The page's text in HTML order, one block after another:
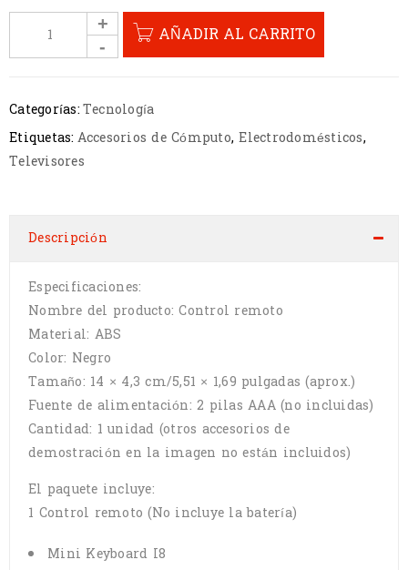
AÑADIR AL CARRITO
Categorías:Tecnología
Etiquetas: Accesorios de Cómputo,Electrodomésticos,
Televisores
Descripción
Especificaciones:
Nombre del producto: Control remoto
Material: ABS
Color: Negro
Tamaño: 14 × 4,3 cm/5,51 × 1,69 pulgadas (aprox.)
Fuente de alimentación: 2 pilas AAA (no incluidas)
Cantidad: 1 unidad (otros accesorios de
demostración en la imagen no están incluidos)
El paquete incluye:
1 Control remoto (No incluye la batería)
Mini Keyboard I8